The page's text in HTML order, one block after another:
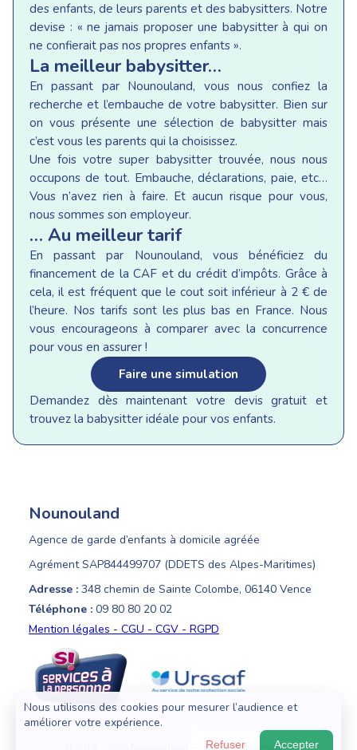
des enfants, de leurs parents et des babysitters. Notre
devise : « ne jamais proposer une babysitter à qui on
ne confierait pas nos propres enfants ».
La meilleur babysitter…
En passant par Nounouland, vous nous confiez la
recherche et l’embauche de votre babysitter. Bien sur
on vous présente une sélection de babysitter mais
c’est vous les parents qui la choisissez.
Une fois votre super babysitter trouvée, nous nous
occupons de tout. Embauche, déclarations, paie, etc…
Vous n’avez rien à faire. Et aucun risque pour vous,
nous sommes son employeur.
… Au meilleur tarif
En passant par Nounouland, vous bénéficiez du
financement de la CAF et du crédit d’impôts. Grâce à
cela, il est fréquent que le cout soit inférieur à 2 € de
l’heure. Nos tarifs sont les plus bas en France. Nous
vous encourageons à comparer avec la concurrence
pour vous en assurer !
Faire une simulation
Demandez dès maintenant votre devis gratuit et
trouvez la babysitter idéale pour vos enfants.
Nounouland
Agence de garde d’enfants à domicile agréée
Agrément SAP844499707 (DDETS des Alpes-Maritimes)
Adresse : 348 chemin de Sainte Colombe, 06140 Vence
Téléphone : 09 80 80 20 02
Mention légales - CGU - CGV - RGPD
Nous utilisons des cookies pour mesurer l’audience et
améliorer votre expérience.
Refuser Accepter